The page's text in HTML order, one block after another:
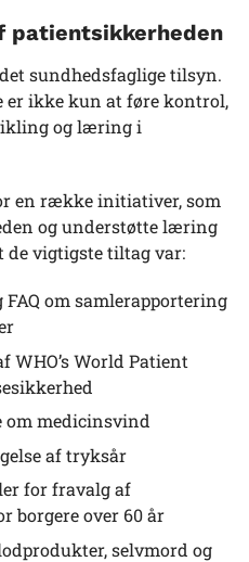
sundhedsfaglige tilsyn.
er ikke kun at føre kontrol,
og læring i
en række initiativer, som
og understøtte læring
vigtigste tiltag var:
FAQ om samlerapportering
WHO’s World Patient
medicinsvind
af tryksår
for fravalg af
borgere over 60 år
selvmord og